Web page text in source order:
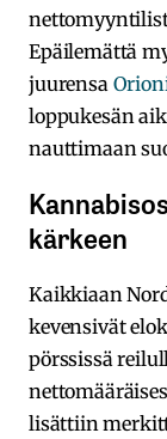
Epäilemättä
juurensa
loppukesän
nauttimaan
kärkeen
Kaikkiaan
kevensivät
pörssissä
lisättiin